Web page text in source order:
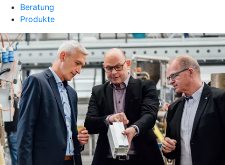
Beratung
Produkte